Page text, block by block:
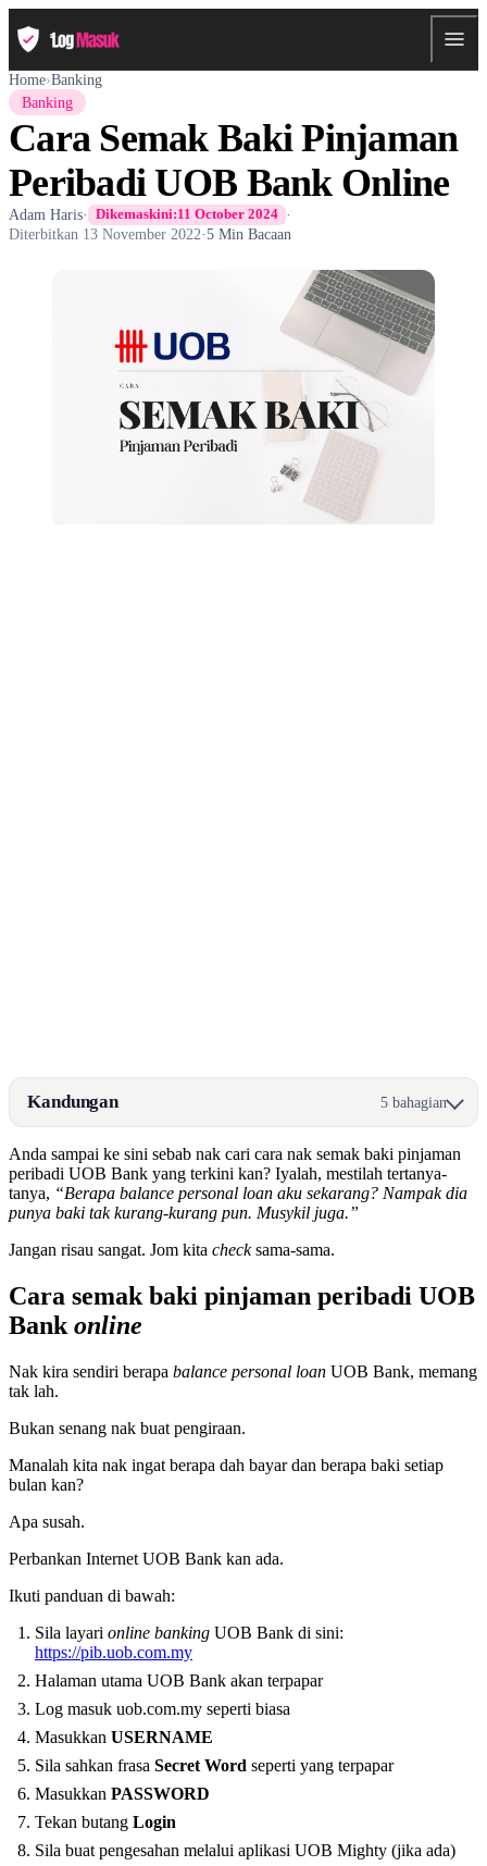
Home›Banking
Banking
Cara Semak Baki Pinjaman
Peribadi UOB Bank Online
Adam Haris· Dikemaskini:11 October 2024 ·
Diterbitkan 13 November 2022·5 Min Bacaan
Kandungan 5 bahagian
Anda sampai ke sini sebab nak cari cara nak semak baki pinjaman
peribadi UOB Bank yang terkini kan? Iyalah, mestilah tertanya-
tanya, “Berapa balance personal loan aku sekarang? Nampak dia
punya baki tak kurang-kurang pun. Musykil juga.”
Jangan risau sangat. Jom kita checksama-sama.
Cara semak baki pinjaman peribadi UOB
Bank online
Nak kira sendiri berapa balance personal loan UOB Bank, memang
tak lah.
Bukan senang nak buat pengiraan.
Manalah kita nak ingat berapa dah bayar dan berapa baki setiap
bulan kan?
Apa susah.
Perbankan Internet UOB Bank kan ada.
Ikuti panduan di bawah:
Sila layari online banking UOB Bank di sini:
https://pib.uob.com.my
Halaman utama UOB Bank akan terpapar
Log masuk uob.com.my seperti biasa
Masukkan USERNAME
Sila sahkan frasa Secret Word seperti yang terpapar
Masukkan PASSWORD
Tekan butang Login
Sila buat pengesahan melalui aplikasi UOB Mighty (jika ada)